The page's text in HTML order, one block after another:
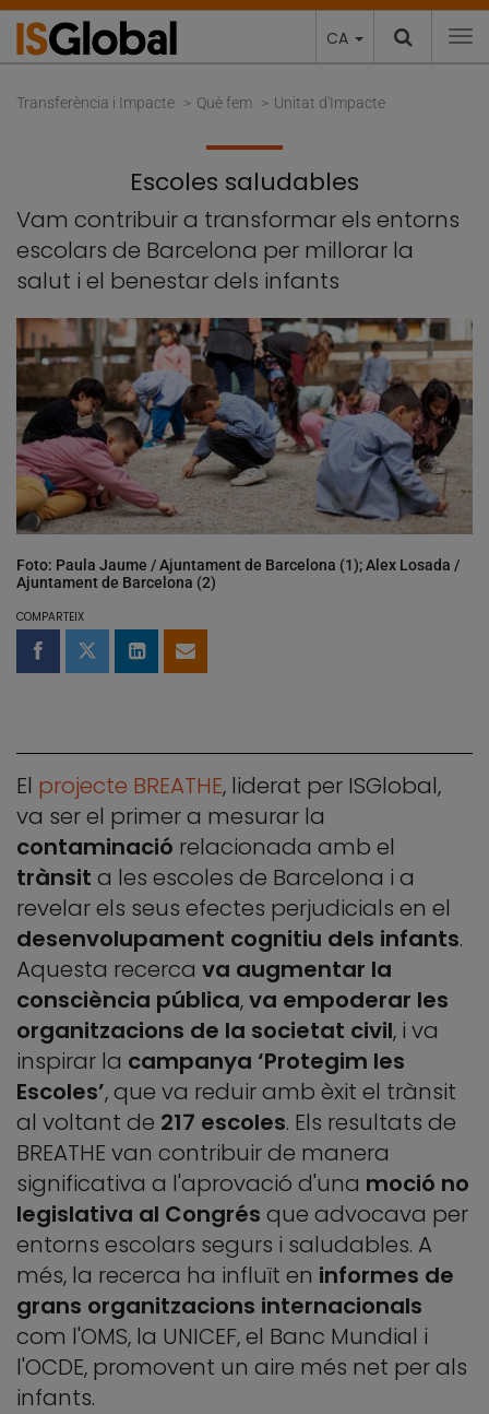
CA
Transferència i Impacte Què fem Unitat d'Impacte
Escoles saludables
Vam contribuir a transformar els entorns
escolars de Barcelona per millorar la
salut i el benestar dels infants
Foto: Paula Jaume / Ajuntament de Barcelona (1); Alex Losada /
Ajuntament de Barcelona (2)
COMPARTEIX
Compartir a Facebook
Compartir a Twitter
Comparteix a LinkedIn
Comparteix per email
El projecte BREATHE, liderat per ISGlobal,
va ser el primer a mesurar la
contaminació relacionada amb el
trànsit a les escoles de Barcelona i a
revelar els seus efectes perjudicials en el
desenvolupament cognitiu dels infants.
Aquesta recerca va augmentar la
consciència pública,va empoderar les
organitzacions de la societat civil, i va
inspirar la campanya ‘Protegim les
Escoles’, que va reduir amb èxit el trànsit
al voltant de 217 escoles. Els resultats de
BREATHE van contribuir de manera
significativa a l'aprovació d'una moció no
legislativa al Congrés que advocava per
entorns escolars segurs i saludables. A
més, la recerca ha influït en informes de
grans organitzacions internacionals
com l'OMS, la UNICEF, el Banc Mundial i
l'OCDE, promovent un aire més net per als
infants.